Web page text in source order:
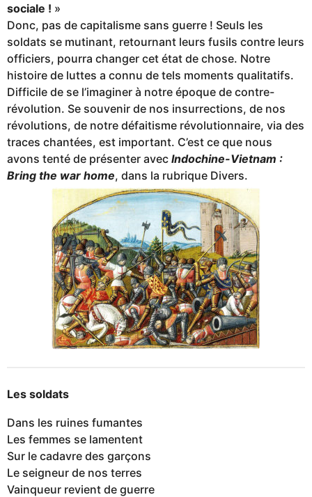
sociale ! »
Donc, pas de capitalisme sans guerre ! Seuls les
soldats se mutinant, retournant leurs fusils contre leurs
officiers, pourra changer cet état de chose. Notre
histoire de luttes a connu de tels moments qualitatifs.
Difficile de se l’imaginer à notre époque de contre-
révolution. Se souvenir de nos insurrections, de nos
révolutions, de notre défaitisme révolutionnaire, via des
traces chantées, est important. C’est ce que nous
avons tenté de présenter avec Indochine-Vietnam :
Bring the war home, dans la rubrique Divers.
Les soldats
Dans les ruines fumantes
Les femmes se lamentent
Sur le cadavre des garçons
Le seigneur de nos terres
Vainqueur revient de guerre